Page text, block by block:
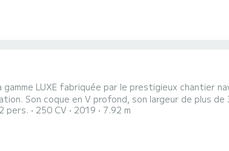
LUXE fabriquée par le prestigieux chantier
Son coque en V profond, son largeur de plus
pour profiter de la mer dans toutes les conditions.
pers. 250 CV 2019 7.92 m